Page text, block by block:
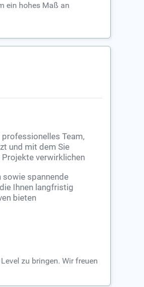
ein hohes Maß an
Team,
und mit dem Sie
verwirklichen
sowie spannende
Ihnen langfristig
bieten
zu bringen. Wir freuen